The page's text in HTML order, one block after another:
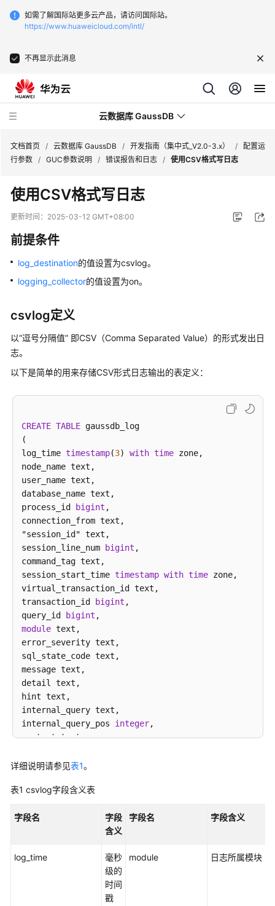
如需了解国际站更多云产品，请访问国际站。
https://www.huaweicloud.com/intl/
不再显示此消息
云数据库 GaussDB
新
动
务
公
产
品
明
用
开
发
指
南
开
发
指
南
（分
布
_V2.0-
发
（集
文档首页 / 云数据库 GaussDB / 开发指南（集中式_V2.0-3.x） /
配置运
行参数 / GUC参数说明 / 错误报告和日志 / 使用CSV格式写日志
使用CSV格式写日志
更新时间： 2025-03-12 GMT+08:00
前提条件
log_destination的值设置为csvlog。
logging_collector的值设置为on。
csvlog定义
以“逗号分隔值” 即CSV（Comma Separated Value）的形式发出日
志。
以下是简单的用来存储CSV形式日志输出的表定义：
CREATE TABLE gaussdb_log
(
log_time timestamp(3) with time zone,
node_name text,
user_name text,
database_name text,
process_id
bigint ,
connection_from text,
"session_id" text,
session_line_num
bigint ,
command_tag text,
session_start_time timestamp with time zone,
virtual_transaction_id text,
transaction_id
bigint ,
query_id
bigint
module text,
error_severity text,
sql_state_code text,
message text,
detail text,
hint text,
internal_query text,
internal_query_pos integer,
context text,
query_pos integer
application_name text
详细说明请参见表1。
表1 csvlog字段含义表
字段名
字段
含义
字段名 字段含义
log_time
毫秒
级的
时间
戳
module 日志所属模块